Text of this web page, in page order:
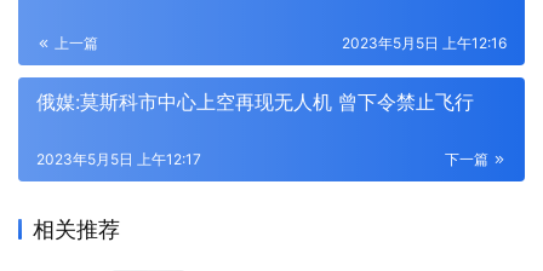
上一篇 2023年5月5日 上午12:16
俄媒:莫斯科市中心上空再现无人机 曾下令禁止飞行
下一篇
2023年5月5日 上午12:17
相关推荐